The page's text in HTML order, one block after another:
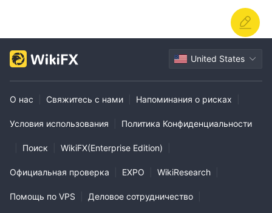
United States
О нас Свяжитесь с нами Напоминания о рисках
Условия использования Политика Конфиденциальности
Поиск WikiFX(Enterprise Edition)
Официальная проверка EXPO WikiResearch
Помощь по VPS Деловое сотрудничество